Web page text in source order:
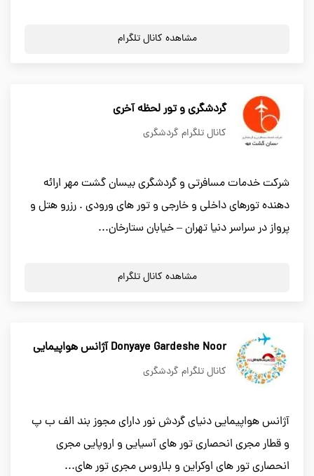
مشاهده کانال تلگرام
گردشگري و تور لحظه آخري
کانال تلگرام گردشگری
شرکت خدمات مسافرتی و گردشگری بیسان گشت مهر ارائه
دهنده تورهای داخلی و خارجی و تور های ورودی . رزرو هتل و
پرواز در سراسر دنیا تهران – خیابان ستارخان...
مشاهده کانال تلگرام
Donyaye Gardeshe Noor آژانس هواپیمایی
کانال تلگرام گردشگری
آژانس هواپیمایی دنیای گردش نور دارای مجوز بند الف ب پ
و قطار مجری انحصاری تور های آسیایی و اروپایی مجری
انحصاری تور های اوکراین و بلاروس مجری تور های...